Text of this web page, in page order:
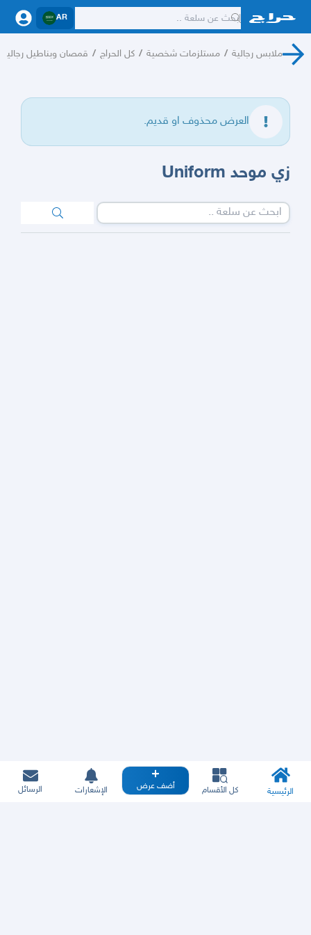
AR
ملابس رجالية / مستلزمات شخصية / كل الحراج / قمصان وبناطيل رجالية
العرض محذوف او قديم.
زي موحد Uniform
الرئيسية كل الأقسام أضف عرض الإشعارات الرسائل